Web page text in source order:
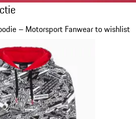
– Motorsport Fanwear to wishlist